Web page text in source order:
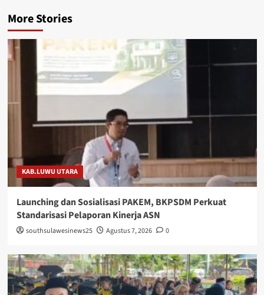
More Stories
KAB.LUWU UTARA
Launching dan Sosialisasi PAKEM, BKPSDM Perkuat
Standarisasi Pelaporan Kinerja ASN
southsulawesinews25 Agustus 7, 2026 0